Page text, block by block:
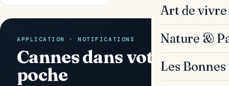
Art de vivre
Nature &
Les
APPLICATION · NOTIFICATIONS
Cannes dans votre
poche